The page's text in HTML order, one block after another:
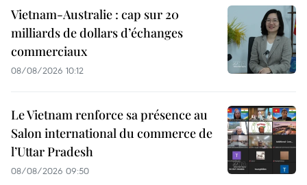
Vietnam-Australie : cap sur 20
milliards de dollars d’échanges
commerciaux
08/08/2026 10:12
Le Vietnam renforce sa présence au
Salon international du commerce de
l’Uttar Pradesh
08/08/2026 09:50